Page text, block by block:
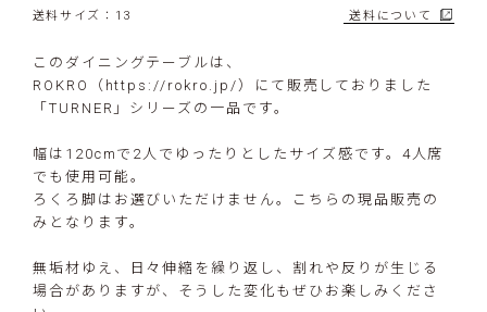
送料サイズ：13 送料について
このダイニングテーブルは、
ROKRO（ https://rokro.jp/ ）にて販売しておりました
「TURNER」シリーズの一品です。
幅は120cmで2人でゆったりとしたサイズ感です。4人席
でも使用可能。
ろくろ脚はお選びいただけません。こちらの現品販売の
みとなります。
無垢材ゆえ、日々伸縮を繰り返し、割れや反りが生じる
場合がありますが、そうした変化もぜひお楽しみくださ